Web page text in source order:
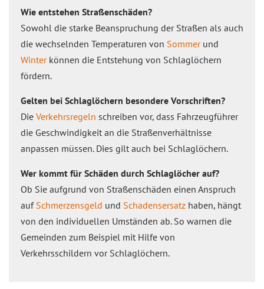
Wie entstehen Straßenschäden?
Sowohl die starke Beanspruchung der Straßen als auch
die wechselnden Temperaturen von Sommerund
Winterkönnen die Entstehung von Schlaglöchern
fördern.
Gelten bei Schlaglöchern besondere Vorschriften?
Die Verkehrsregeln schreiben vor, dass Fahrzeugführer
die Geschwindigkeit an die Straßenverhältnisse
anpassen müssen. Dies gilt auch bei Schlaglöchern.
Wer kommt für Schäden durch Schlaglöcher auf?
Ob Sie aufgrund von Straßenschäden einen Anspruch
auf Schmerzensgeld und Schadensersatz haben, hängt
von den individuellen Umständen ab. So warnen die
Gemeinden zum Beispiel mit Hilfe von
Verkehrsschildern vor Schlaglöchern.